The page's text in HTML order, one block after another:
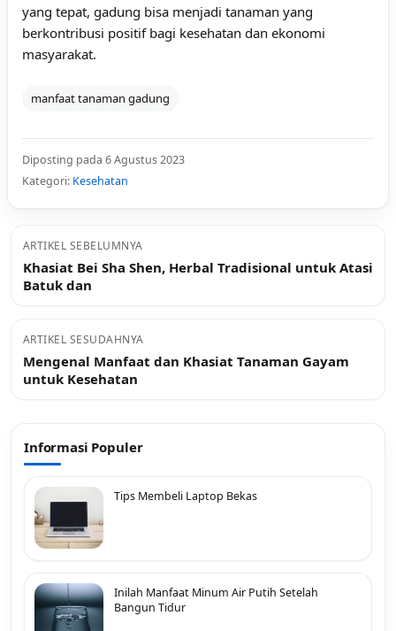
yang tepat, gadung bisa menjadi tanaman yang
berkontribusi positif bagi kesehatan dan ekonomi
masyarakat.
manfaat tanaman gadung
Diposting pada 6 Agustus 2023
Kategori: Kesehatan
ARTIKEL SEBELUMNYA
Khasiat Bei Sha Shen, Herbal Tradisional untuk Atasi
Batuk dan
ARTIKEL SESUDAHNYA
Mengenal Manfaat dan Khasiat Tanaman Gayam
untuk Kesehatan
Informasi Populer
Tips Membeli Laptop Bekas
Inilah Manfaat Minum Air Putih Setelah
Bangun Tidur